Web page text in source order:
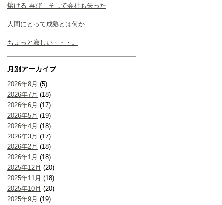
熔ける 再び そして会社も失った
人間にとって成熟とは何か
ちょっと寂しい・・・。
月別アーカイブ
2026年8月 (5)
2026年7月 (18)
2026年6月 (17)
2026年5月 (19)
2026年4月 (18)
2026年3月 (17)
2026年2月 (18)
2026年1月 (18)
2025年12月 (20)
2025年11月 (18)
2025年10月 (20)
2025年9月 (19)